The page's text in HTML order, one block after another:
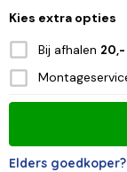
Kies extra opties
Bij afhalen 20,-
Elders goedkoper?